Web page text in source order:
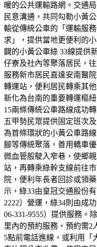
暖的公共運輸路網。交通
民意溝通，共同勾勒小黃
輸從傳統公車的「運輸服
求」，提供當地更便利的
闢的小黃公車綠 33線提供
仔寮及社內等聚落居民，
服務新市居民直達安南醫
轉運站，便利居民轉乘其
新化為台南的重要轉運樞
15兩條傳統公車路線成功
五甲勢民眾提供固定班次
為首條環狀的小黃公車路
腳等傳統聚落，善用轎車
微血管般駛入窄巷，使鄉
站，再轉乘綠幹支線前往
院，便利年長者回診或領
示，綠33由皇冠交通股份
2222）營運，綠34則由成
06-331-9555）提供服務。
里內的預約服務，預約需2
5點前電話進線，或利用「